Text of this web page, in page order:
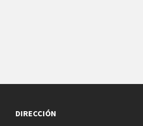
DIRECCIÓN